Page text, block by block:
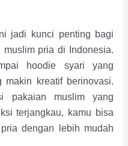
jadi kunci penting bagi
muslim pria di Indonesia.
hoodie syari yang
makin kreatif berinovasi.
pakaian muslim yang
terjangkau, kamu bisa
dengan lebih mudah